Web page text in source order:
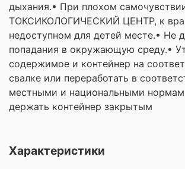
дыхания.• При плохом
ТОКСИКОЛОГИЧЕСКИЙ ЦЕНТР, к
недоступном для детей месте.• Не
попадания в окружающую среду.•
содержимое и контейнер на
свалке или переработать в
местными и национальными
держать контейнер закрытым
Характеристики